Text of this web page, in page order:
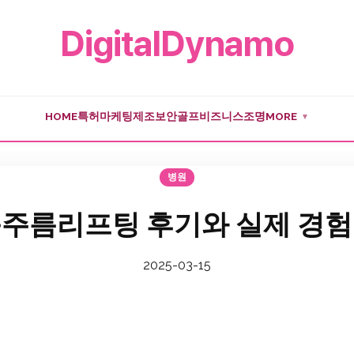
DigitalDynamo
HOME특허 마케팅제조보안골프비즈니스조명MORE ▼
병원
름리프팅 후기와 실제 경
2025-03-15